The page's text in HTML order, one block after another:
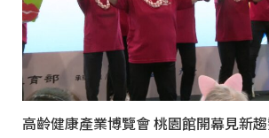
高齡健康產業博覽會 桃園館開幕見新